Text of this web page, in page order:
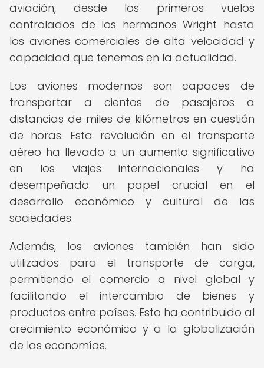
aviación, desde los primeros vuelos
controlados de los hermanos Wright hasta
los aviones comerciales de alta velocidad y
capacidad que tenemos en la actualidad.
Los aviones modernos son capaces de
transportar a cientos de pasajeros a
distancias de miles de kilómetros en cuestión
de horas. Esta revolución en el transporte
aéreo ha llevado a un aumento significativo
en los viajes internacionales y ha
desempeñado un papel crucial en el
desarrollo económico y cultural de las
sociedades.
Además, los aviones también han sido
utilizados para el transporte de carga,
permitiendo el comercio a nivel global y
facilitando el intercambio de bienes y
productos entre países. Esto ha contribuido al
crecimiento económico y a la globalización
de las economías.